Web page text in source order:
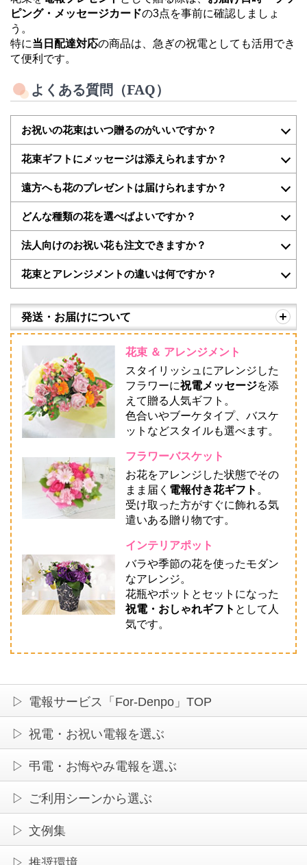
ピング・メッセージカードの3点を事前に確認しましょ
う。
特に当日配達対応の商品は、急ぎの祝電としても活用でき
て便利です。
よくある質問（FAQ）
お祝いの花束はいつ贈るのがいいですか？
花束ギフトにメッセージは添えられますか？
遠方へも花のプレゼントは届けられますか？
どんな種類の花を選べばよいですか？
法人向けのお祝い花も注文できますか？
花束とアレンジメントの違いは何ですか？
発送・お届けについて
花束 ＆ アレンジメント
スタイリッシュにアレンジした
フラワーに祝電メッセージを添
えて贈る人気ギフト。
色合いやブーケタイプ、バスケ
ットなどスタイルも選べます。
フラワーバスケット
お花をアレンジした状態でその
まま届く 電報付き花ギフト 。
受け取った方がすぐに飾れる気
遣いある贈り物です。
インテリアポット
バラや季節の花を使ったモダン
なアレンジ。
花瓶やポットとセットになった
祝電・おしゃれギフト として人
気です。
電報サービス「For-Denpo」TOP
祝電・お祝い電報を選ぶ
弔電・お悔やみ電報を選ぶ
ご利用シーンから選ぶ
文例集